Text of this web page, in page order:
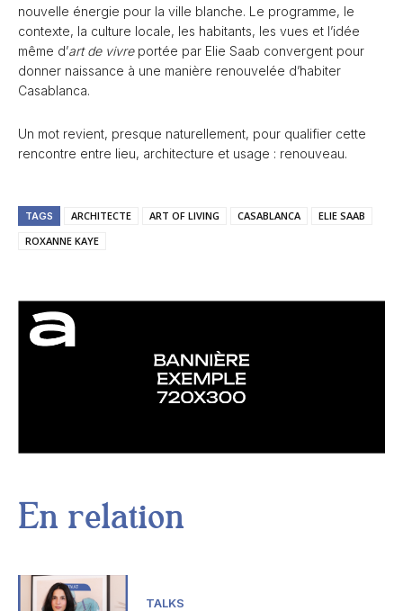
En relation
TALKS
nouvelle énergie pour la ville blanche. Le programme, le
contexte, la culture locale, les habitants, les vues et l’idée
même d’art de vivreportée par Elie Saab convergent pour
donner naissance à une manière renouvelée d’habiter
Casablanca.
Un mot revient, presque naturellement, pour qualifier cette
rencontre entre lieu, architecture et usage : renouveau.
TAGS ARCHITECTE ART OF LIVING CASABLANCA
ELIE SAAB
ROXANNE KAYE